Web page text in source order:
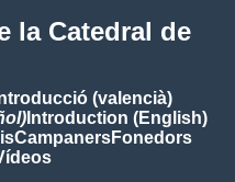
la Catedral de
(valencià)
Introduction (English)
CampanersFonedors